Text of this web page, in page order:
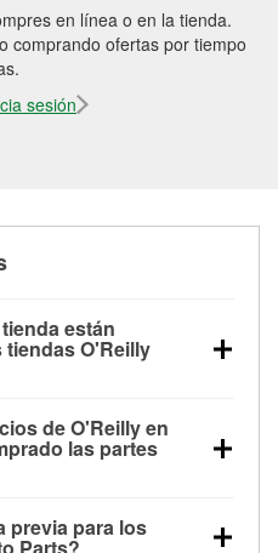
en línea o en la tienda.
comprando ofertas por tiempo
sesión
están
O'Reilly
de alternador y
de la luz “Check Engine”
de
están disponibles en
Parts. La tienda
de O'Reilly en
las partes
disponibles en la
previa para los